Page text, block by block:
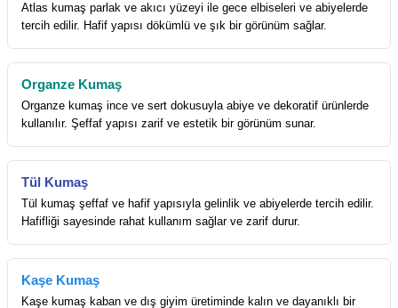
Atlas kumaş parlak ve akıcı yüzeyi ile gece elbiseleri ve abiyelerde
tercih edilir. Hafif yapısı dökümlü ve şık bir görünüm sağlar.
Organze Kumaş
Organze kumaş ince ve sert dokusuyla abiye ve dekoratif ürünlerde
kullanılır. Şeffaf yapısı zarif ve estetik bir görünüm sunar.
Tül Kumaş
Tül kumaş şeffaf ve hafif yapısıyla gelinlik ve abiyelerde tercih edilir.
Hafifliği sayesinde rahat kullanım sağlar ve zarif durur.
Kaşe Kumaş
Kaşe kumaş kaban ve dış giyim üretiminde kalın ve dayanıklı bir